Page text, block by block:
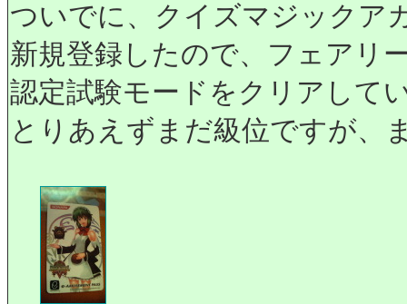
ついでに、クイズマジックア
新規登録したので、フェアリ
認定試験モードをクリアして
とりあえずまだ級位ですが、